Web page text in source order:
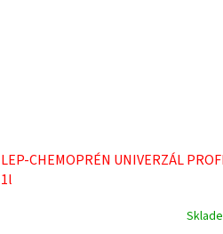
LEP-CHEMOPRÉN UNIVERZÁL
1l